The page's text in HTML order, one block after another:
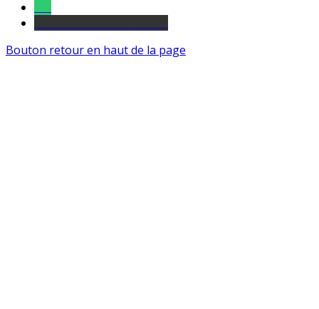
Bouton retour en haut de la page